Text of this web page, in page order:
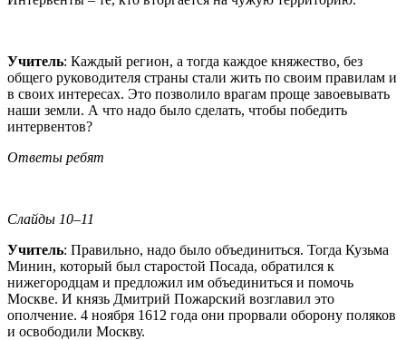
Учитель: Каждый регион, а тогда каждое княжество, без
общего руководителя страны стали жить по своим правилам и
в своих интересах. Это позволило врагам проще завоевывать
наши земли. А что надо было сделать, чтобы победить
интервентов?
Ответы ребят
Слайды 10–11
Учитель: Правильно, надо было объединиться. Тогда Кузьма
Минин, который был старостой Посада, обратился к
нижегородцам и предложил им объединиться и помочь
Москве. И князь Дмитрий Пожарский возглавил это
ополчение. 4 ноября 1612 года они прорвали оборону поляков
и освободили Москву.